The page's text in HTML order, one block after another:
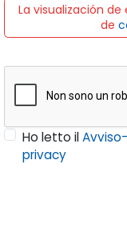
La visualización
de
Ho letto il
privacy